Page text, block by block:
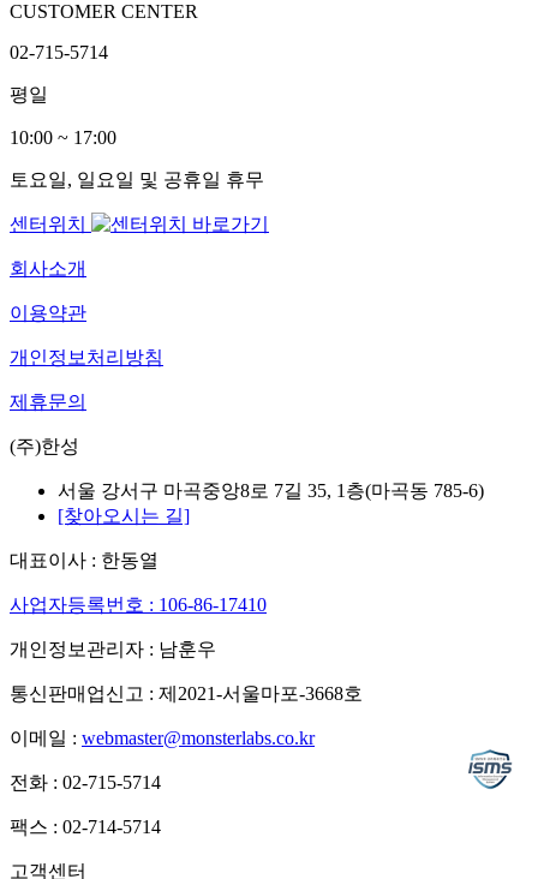
CUSTOMER CENTER
02-715-5714
평일
10:00 ~ 17:00
토요일, 일요일 및 공휴일 휴무
센터위치
회사소개
이용약관
개인정보처리방침
제휴문의
(주)한성
서울 강서구 마곡중앙8로 7길 35, 1층(마곡동 785-6)
[찾아오시는 길]
대표이사 : 한동열
사업자등록번호 : 106-86-17410
개인정보관리자 : 남훈우
통신판매업신고 : 제2021-서울마포-3668호
이메일 : webmaster@monsterlabs.co.kr
전화 : 02-715-5714
팩스 : 02-714-5714
고객센터